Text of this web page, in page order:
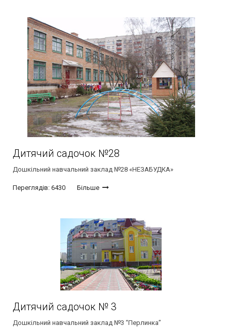
Дитячий садочок №28
Дошкільний навчальний заклад №28 «НЕЗАБУДКА»
Переглядів: 6430 Більше
Дитячий садочок № 3
Дошкільний навчальний заклад №3 “Перлинка”